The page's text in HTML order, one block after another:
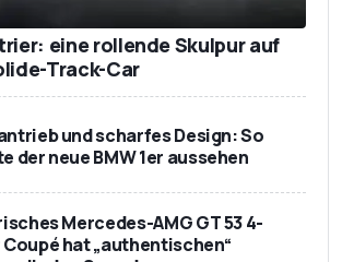
eine rollende Skulpur auf
Track-Car
und scharfes Design: So
der neue BMW 1er aussehen
Mercedes-AMG GT 53 4-
hat „authentischen“